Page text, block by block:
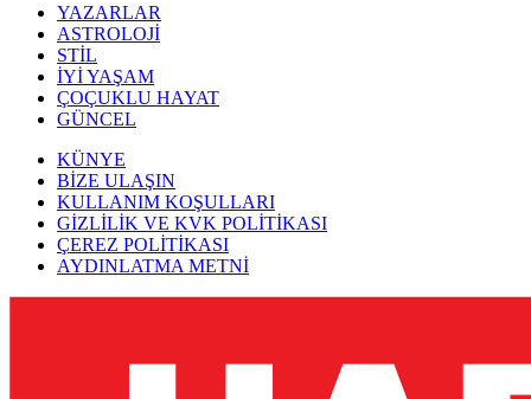
YAZARLAR
ASTROLOJİ
STİL
İYİ YAŞAM
ÇOÇUKLU HAYAT
GÜNCEL
KÜNYE
BİZE ULAŞIN
KULLANIM KOŞULLARI
GİZLİLİK VE KVK POLİTİKASI
ÇEREZ POLİTİKASI
AYDINLATMA METNİ